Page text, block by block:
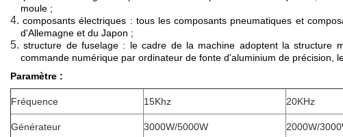
moule ;
4.composants électriques : tous les composants pneumatiques et
d'Allemagne et du Japon ;
5.structure de fuselage : le cadre de la machine adoptent la structure
commande numérique par ordinateur de fonte d'aluminium de précision,
Paramètre :
Fréquence 15Khz 20KHz
Générateur 3000W/5000W 2000W/